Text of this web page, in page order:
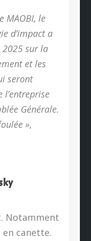
MAOBI, le
d’impact a
sur la
et les
seront
Générale.
»,
Notamment
en canette.